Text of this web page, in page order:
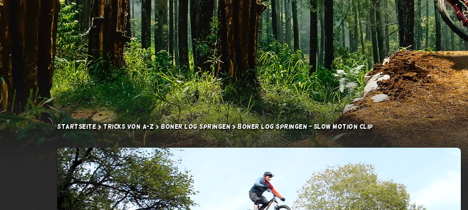
Startseite Tricks von A-Z Boner Log springen Boner Log springen - Slow Motion Clip